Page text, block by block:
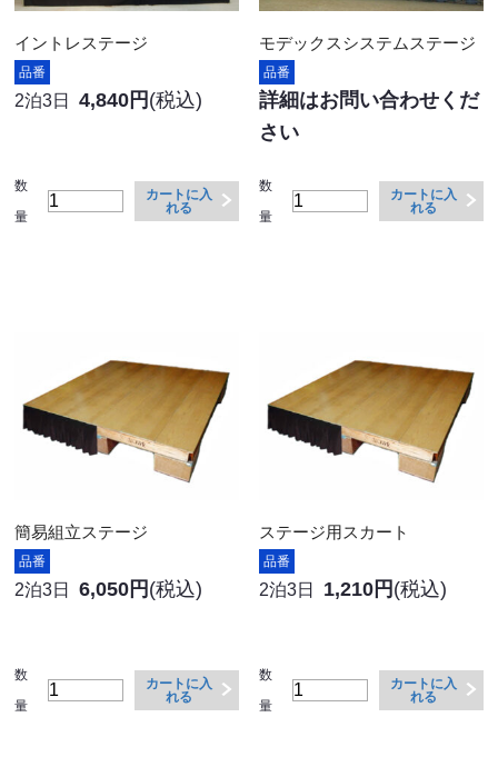
イントレステージ
品番
2泊3日 4,840円 (税込)
数
量
カートに入
れる
モデックスシステムステージ
品番
詳細はお問い合わせくだ
さい
数
量
カートに入
れる
簡易組立ステージ
品番
2泊3日 6,050円 (税込)
数
量
カートに入
れる
ステージ用スカート
品番
2泊3日 1,210円 (税込)
数
量
カートに入
れる